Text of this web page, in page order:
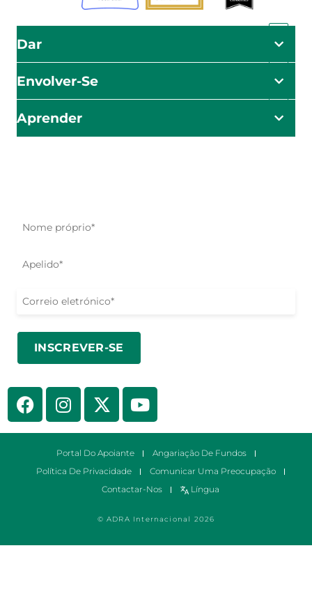
Dar
Envolver-Se
Aprender
© ADRA Internacional 2026
Portal Do Apoiante
Angariação De Fundos
Política De Privacidade
Comunicar Uma Preocupação
Contactar-Nos
Língua